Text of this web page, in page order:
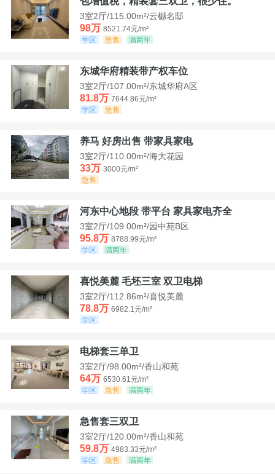
3室2厅/115.00m²/云樾名邸
98万 8521.74元/m²
学区
急售 满两年
东城华府精装带产权车位
3室2厅/107.00m²/东城华府A区
81.8万 7644.86元/m²
学区
急售
养马 好房出售 带家具家电
3室2厅/110.00m²/海大花园
33万 3000元/m²
急售
河东中心地段 带平台 家具家电齐全
3室2厅/109.00m²/园中苑B区
95.8万 8788.99元/m²
学区
满两年
喜悦美麓 毛坯三室 双卫电梯
3室2厅/112.86m²/喜悦美麓
78.8万 6982.1元/m²
学区
电梯套三单卫
3室2厅/98.00m²/香山和苑
64万 6530.61元/m²
学区
急售 满两年
急售套三双卫
3室2厅/120.00m²/香山和苑
59.8万 4983.33元/m²
学区
急售 满两年